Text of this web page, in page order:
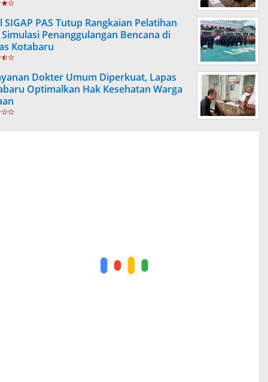
SIGAP PAS Tutup Rangkaian Pelatihan
Penanggulangan Bencana di
Kotabaru
Dokter Umum Diperkuat, Lapas
Optimalkan Hak Kesehatan Warga